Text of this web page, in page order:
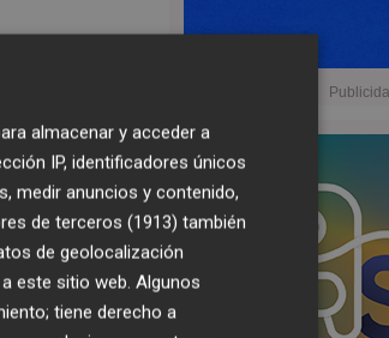
almacenar y acceder a
IP, identificadores únicos
medir anuncios y contenido,
de terceros (1913) también
de geolocalización
este sitio web. Algunos
tiene derecho a